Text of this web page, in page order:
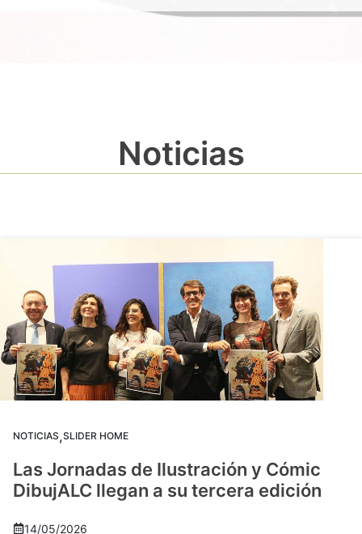
Noticias
NOTICIAS,SLIDER HOME
Las Jornadas de Ilustración y Cómic
DibujALC llegan a su tercera edición
14/05/2026